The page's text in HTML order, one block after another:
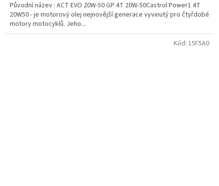
Původní název : ACT EVO 20W-50 GP 4T 20W-50Castrol Power1 4T
20W50 - je motorový olej nejnovější generace vyvinutý pro čtyřdobé
motory motocyklů. Jeho...
Kód: 15F5A0